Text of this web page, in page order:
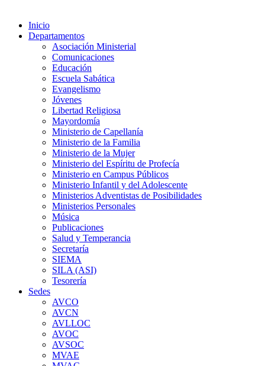
Inicio
Departamentos
Asociación Ministerial
Comunicaciones
Educación
Escuela Sabática
Evangelismo
Jóvenes
Libertad Religiosa
Mayordomía
Ministerio de Capellanía
Ministerio de la Familia
Ministerio de la Mujer
Ministerio del Espíritu de Profecía
Ministerio en Campus Públicos
Ministerio Infantil y del Adolescente
Ministerios Adventistas de Posibilidades
Ministerios Personales
Música
Publicaciones
Salud y Temperancia
Secretaría
SIEMA
SILA (ASI)
Tesorería
Sedes
AVCO
AVCN
AVLLOC
AVOC
AVSOC
MVAE